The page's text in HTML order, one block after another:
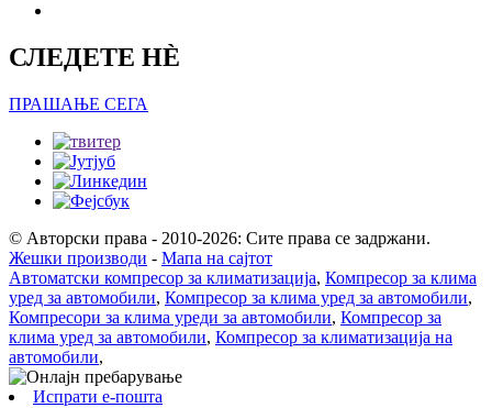
СЛЕДЕТЕ НÈ
ПРАШАЊЕ СЕГА
© Авторски права - 2010-2026: Сите права се задржани.
Жешки производи - Мапа на сајтот
Автоматски компресор за климатизација, Компресор за клима
уред за автомобили, Компресор за клима уред за автомобили,
Компресори за клима уреди за автомобили, Компресор за
клима уред за автомобили, Компресор за климатизација на
автомобили,
Испрати е-пошта